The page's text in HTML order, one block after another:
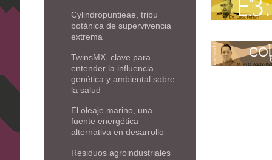
Cylindropuntieae, tribu
botánica de supervivencia
extrema
TwinsMX, clave para
entender la influencia
genética y ambiental sobre
la salud
El oleaje marino, una
fuente energética
alternativa en desarrollo
Residuos agroindustriales